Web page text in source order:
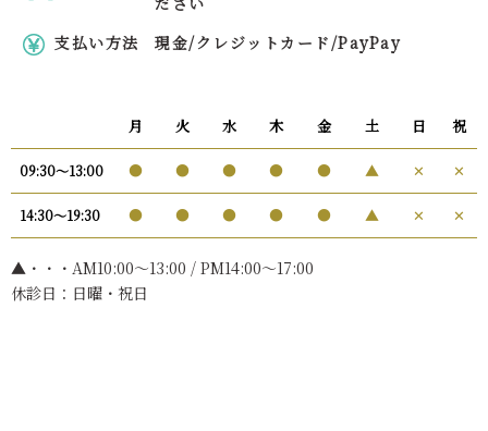
支払い方法
現金/クレジットカード/PayPay
月 火 水 木 金 土 日 祝
09:30〜13:00 ● ● ● ● ● ▲ ✕ ✕
14:30〜19:30 ● ● ● ● ● ▲ ✕ ✕
▲・・・AM10:00〜13:00 / PM14:00～17:00
休診日：日曜・祝日